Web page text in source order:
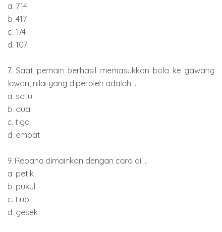
a. 714
b. 417
c. 174
d. 107
7. Saat pemain berhasil memasukkan bola ke gawang
lawan, nilai yang diperoleh adalah ...
a. satu
b. dua
c. tiga
d. empat
9. Rebana dimainkan dengan cara di ...
a. petik
b. pukul
c. tiup
d. gesek